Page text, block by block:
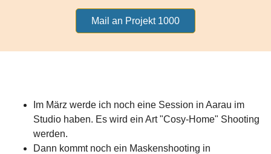
Mail an Projekt 1000
Im März werde ich noch eine Session in Aarau im
Studio haben. Es wird ein Art "Cosy-Home" Shooting
werden.
Dann kommt noch ein Maskenshooting in